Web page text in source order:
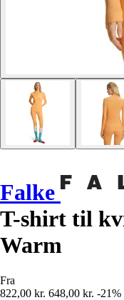
Falke
T-shirt til
Warm
Fra
822,00 kr. 648,00 kr. -21%